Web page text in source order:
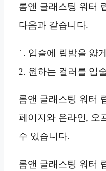
롬앤 글래스팅 워터
다음과 같습니다.
1. 입술에 립밤을 얇
2. 원하는 컬러를 입
롬앤 글래스팅 워터
페이지와 온라인, 오
수 있습니다.
롬앤 글래스팅 워터